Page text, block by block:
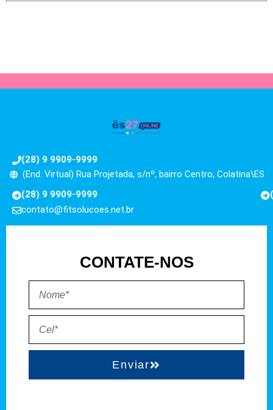
(28) 9 9909-9999
(End. Virtual) Rua Projetada, s/nº, bairro Centro, Colatina\ES
(28) 9 9909-9999
contato@fitsolucoes.net.br
CONTATE-NOS
Enviar